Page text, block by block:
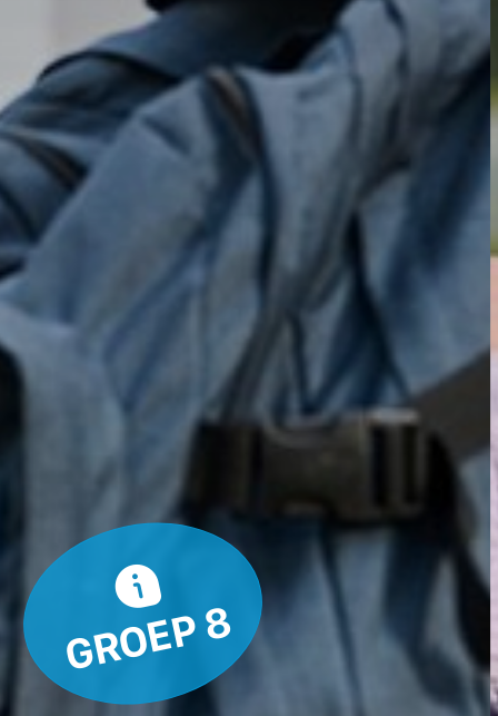
Leerlingen
Begeleiding en ondersteuning
Vakanties
Leerlingen login
Ouders
Begeleiding en ondersteuning
Kwaliteit en onderwijsresultaten
Aanmelden voor de Somtoday-
ouderapp
Ouder- en leerlingparticipatie
Ouders login
GROEP 8